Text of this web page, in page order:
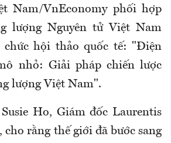
Nam/VnEconomy phối hợp
lượng Nguyên tử Việt Nam
hội thảo quốc tế: "Điện
nhỏ: Giải pháp chiến lược
lượng Việt Nam".
Ho, Giám đốc Laurentis
cho rằng thế giới đã bước sang